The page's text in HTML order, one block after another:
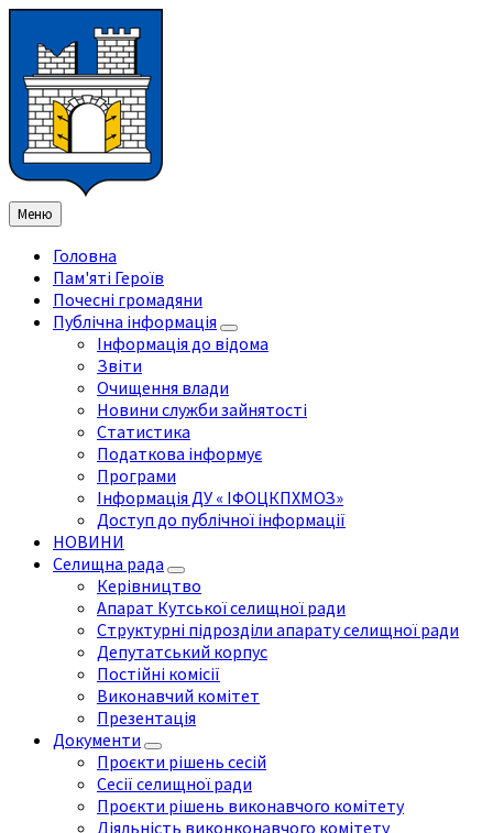
змісту
ліву
бічну
панель
праву
бічну
панель
нижнього
колонтитула
Меню
Головна
Пам'яті Героїв
Почесні громадяни
Публічна інформація
Інформація до відома
Звіти
Очищення влади
Новини служби зайнятості
Статистика
Податкова інформує
Програми
Інформація ДУ « ІФОЦКПХМОЗ»
Доступ до публічної інформації
НОВИНИ
Селищна рада
Керівництво
Апарат Кутської селищної ради
Структурні підрозділи апарату селищної ради
Депутатський корпус
Постійні комісії
Виконавчий комітет
Презентація
Документи
Проєкти рішень сесій
Сесії селищної ради
Проєкти рішень виконавчого комітету
Діяльність виконконавчого комітету